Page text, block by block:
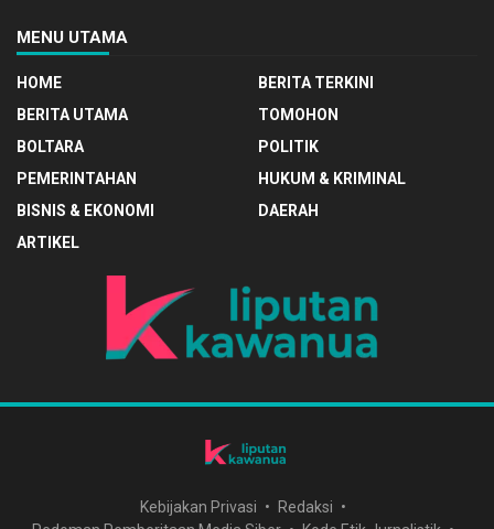
MENU UTAMA
HOME
BERITA TERKINI
BERITA UTAMA
TOMOHON
BOLTARA
POLITIK
PEMERINTAHAN
HUKUM & KRIMINAL
BISNIS & EKONOMI
DAERAH
ARTIKEL
Kebijakan Privasi
Redaksi